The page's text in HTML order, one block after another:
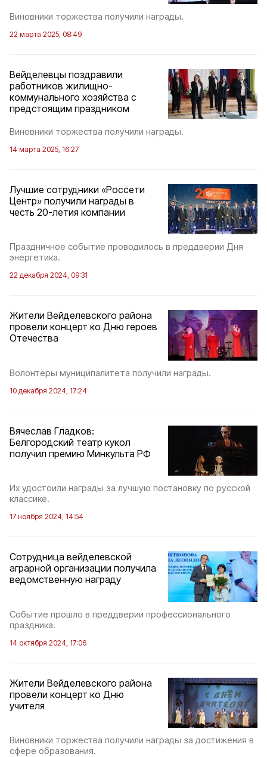
Виновники торжества получили награды.
22 марта 2025, 08:49
Вейделевцы поздравили
работников жилищно-
коммунального хозяйства с
предстоящим праздником
Виновники торжества получили награды.
14 марта 2025, 16:27
Лучшие сотрудники «Россети
Центр» получили награды в
честь 20-летия компании
Праздничное событие проводилось в преддверии Дня
энергетика.
22 декабря 2024, 09:31
Жители Вейделевского района
провели концерт ко Дню героев
Отечества
Волонтёры муниципалитета получили награды.
10 декабря 2024, 17:24
Вячеслав Гладков:
Белгородский театр кукол
получил премию Минкульта РФ
Их удостоили награды за лучшую постановку по русской
классике.
17 ноября 2024, 14:54
Сотрудница вейделевской
аграрной организации получила
ведомственную награду
Событие прошло в преддверии профессионального
праздника.
14 октября 2024, 17:06
Жители Вейделевского района
провели концерт ко Дню
учителя
Виновники торжества получили награды за достижения в
сфере образования.